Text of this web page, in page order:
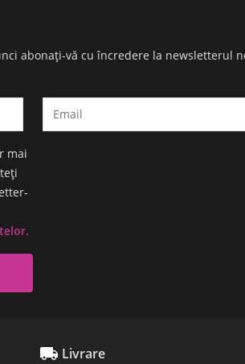
abonați-vă cu încredere la newsletterul
mai
 Livrare